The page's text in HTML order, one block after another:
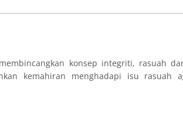
konsep integriti, rasuah
kemahiran menghadapi isu